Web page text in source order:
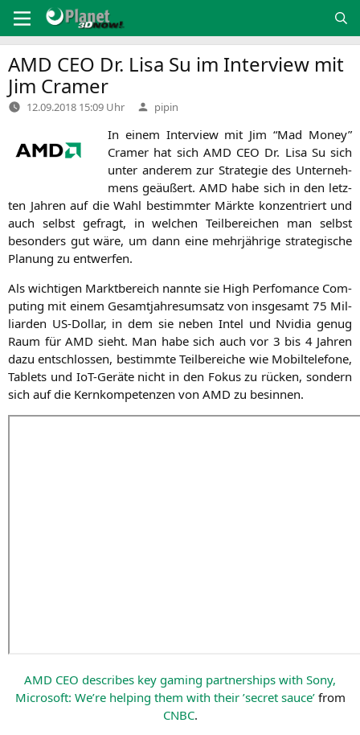
Inhalt
springen
AMD CEO Dr. Lisa Su im Interview mit
Jim Cramer
12.09.2018 15:09 Uhr Verfasst
von
pipin
In einem Inter­view mit Jim “Mad Money”
Cra­mer hat sich AMD CEO Dr. Lisa Su sich
unter ande­rem zur Stra­te­gie des Unter­neh­
mens geäu­ßert.AMD habe sich in den letz­
ten Jah­ren auf die Wahl bestimm­ter Märk­te kon­zen­triert und
auch selbst gefragt, in wel­chen Teil­be­rei­chen man selbst
beson­ders gut wäre, um dann eine mehr­jäh­ri­ge stra­te­gi­sche
Pla­nung zu entwerfen.
Als wich­ti­gen Markt­be­reich nann­te sie High Per­fo­mance Com­
pu­ting mit einem Gesamt­jah­res­um­satz von ins­ge­samt 75 Mil­
li­ar­den US-Dol­lar, in dem sie neben Intel und Nvi­dia genug
Raum für AMD sieht. Man habe sich auch vor 3 bis 4 Jah­ren
dazu ent­schlos­sen, bestimm­te Teil­be­rei­che wie Mobil­te­le­fo­ne,
Tablets und IoT-Gerä­te nicht in den Fokus zu rücken, son­dern
sich auf die Kern­kom­pe­ten­zen von AMD zu besinnen.
AMD CEO descri­bes key gam­ing part­ner­ships with Sony,
Micro­soft: We’­re hel­ping them with their ’secret sau­ce’from
CNBC.